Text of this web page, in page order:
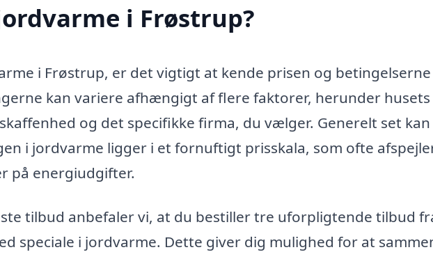
i Frøstrup?
i Frøstrup, er det vigtigt at kende prisen og
kan variere afhængigt af flere faktorer, herunder husets
og det specifikke firma, du vælger. Generelt set
i jordvarme ligger i et fornuftigt prisskala, som ofte
på energiudgifter.
tilbud anbefaler vi, at du bestiller tre uforpligtende tilbud
speciale i jordvarme. Dette giver dig mulighed for at